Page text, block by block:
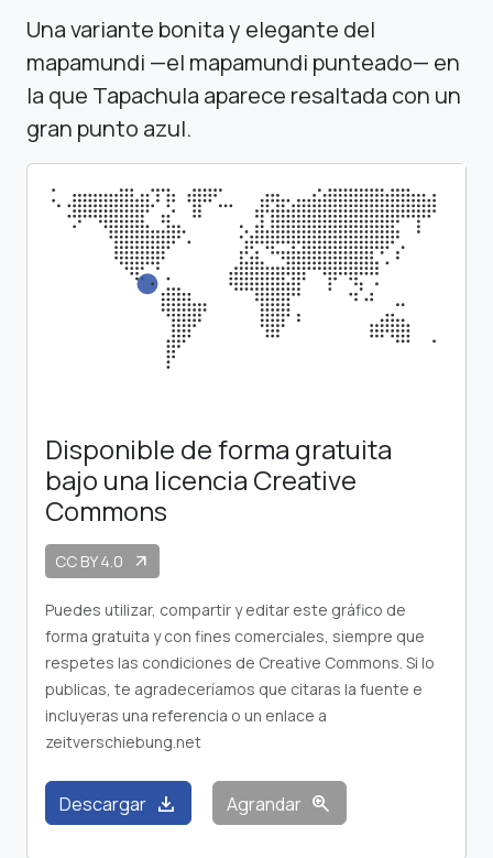
Una variante bonita y elegante del
mapamundi —el mapamundi punteado— en
la que Tapachula aparece resaltada con un
gran punto azul.
Disponible de forma gratuita
bajo una licencia Creative
Commons
CC BY 4.0 arrow_outward
Puedes utilizar, compartir y editar este gráfico de
forma gratuita y con fines comerciales, siempre que
respetes las condiciones de Creative Commons. Si lo
publicas, te agradeceríamos que citaras la fuente e
incluyeras una referencia o un enlace a
zeitverschiebung.net
Descargar download Agrandar zoom_in